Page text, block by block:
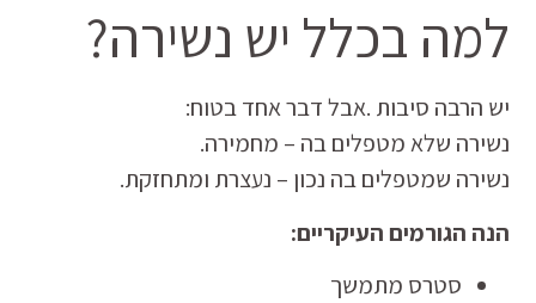
למה בכלל יש נשירה?
יש הרבה סיבות .אבל דבר אחד בטוח:
נשירה שלא מטפלים בה – מחמירה.
נשירה שמטפלים בה נכון – נעצרת ומתחזקת.
הנה הגורמים העיקריים:
סטרס מתמשך